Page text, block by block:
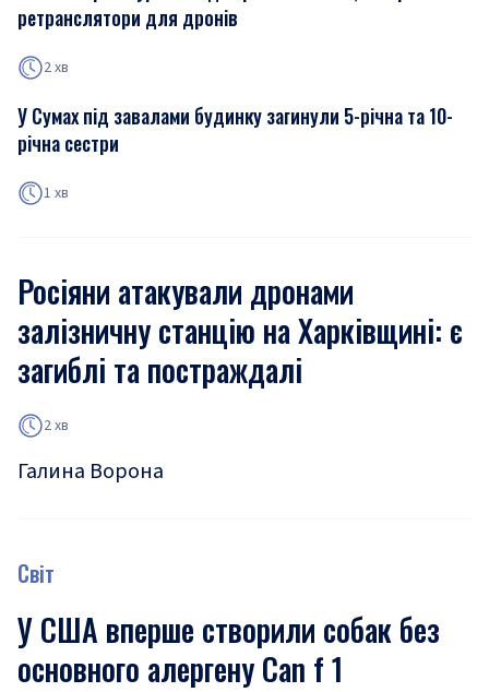
ретранслятори для дронів
2 хв
У Сумах під завалами будинку загинули 5-річна та 10-
річна сестри
1 хв
Росіяни атакували дронами
залізничну станцію на Харківщині: є
загиблі та постраждалі
2 хв
Галина Ворона
Світ
У США вперше створили собак без
основного алергену Can f 1